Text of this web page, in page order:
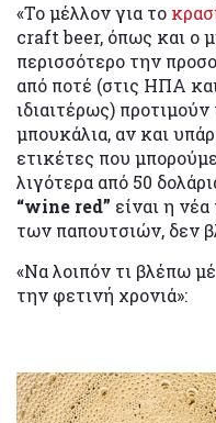
«Το μέλλον για το
craft beer, όπως και ο
περισσότερο την
από ποτέ (στις ΗΠΑ
ιδιαιτέρως)
μπουκάλια, αν και
ετικέτες που
λιγότερα από 50
“wine red” είναι η
των παπουτσιών, δεν
«Να λοιπόν τι βλέπω
την φετινή χρονιά»: